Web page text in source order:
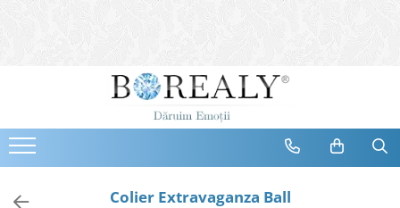
Bijuterii
Cercei
Bratari
Coliere
Colier Extravaganza Ball